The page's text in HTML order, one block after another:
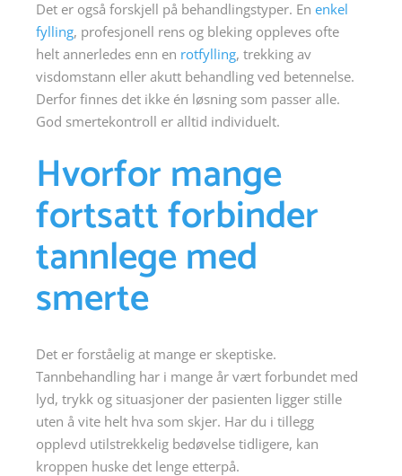
Det er også forskjell på behandlingstyper. Enenkel
fylling, profesjonell rens og bleking oppleves ofte
helt annerledes enn en rotfylling, trekking av
visdomstann eller akutt behandling ved betennelse.
Derfor finnes det ikke én løsning som passer alle.
God smertekontroll er alltid individuelt.
Hvorfor mange
fortsatt forbinder
tannlege med
smerte
Det er forståelig at mange er skeptiske.
Tannbehandling har i mange år vært forbundet med
lyd, trykk og situasjoner der pasienten ligger stille
uten å vite helt hva som skjer. Har du i tillegg
opplevd utilstrekkelig bedøvelse tidligere, kan
kroppen huske det lenge etterpå.